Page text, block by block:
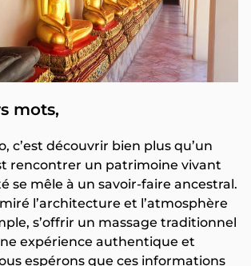
mots,
c’est découvrir bien plus qu’un
rencontrer un patrimoine vivant
se mêle à un savoir-faire ancestral.
l’architecture et l’atmosphère
s’offrir un massage traditionnel
expérience authentique et
espérons que ces informations